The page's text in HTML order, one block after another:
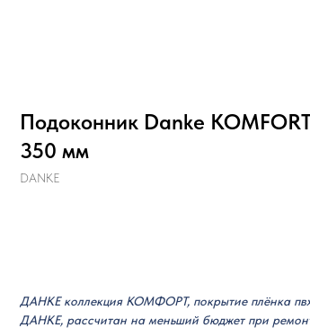
Подоконник Danke
350 мм
DANKE
ДАНКЕ коллекция КОМФОРТ, покрытие плёнка
ДАНКЕ, рассчитан на меньший бюджет при